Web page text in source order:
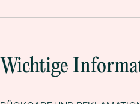
Bestseller
Wichtige